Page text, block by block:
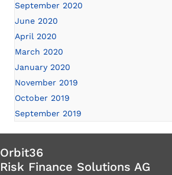
September 2020
June 2020
April 2020
March 2020
January 2020
November 2019
October 2019
September 2019
Orbit36
Risk Finance Solutions AG